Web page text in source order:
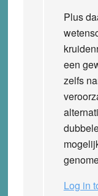
Plus
een
zelfs
Log in